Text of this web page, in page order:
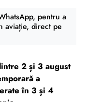
pentru a
aviație, direct pe
2 și 3 august
a
în 3 și 4